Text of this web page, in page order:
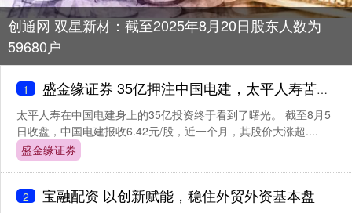
创通网 双星新材：截至2025年8月20日股东人数为
59680户
1 盛金缘证券 35亿押注中国电建，太平人寿苦熬两年终“上岸”
太平人寿在中国电建身上的35亿投资终于看到了曙光。 截至8月5
日收盘，中国电建报收6.42元/股，近一个月，其股价大涨超....
盛金缘证券
2 宝融配资 以创新赋能，稳住外贸外资基本盘